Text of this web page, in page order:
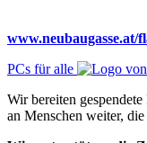
www.neubaugasse.at/
PCs für alle
Wir bereiten
an Menschen weiter,